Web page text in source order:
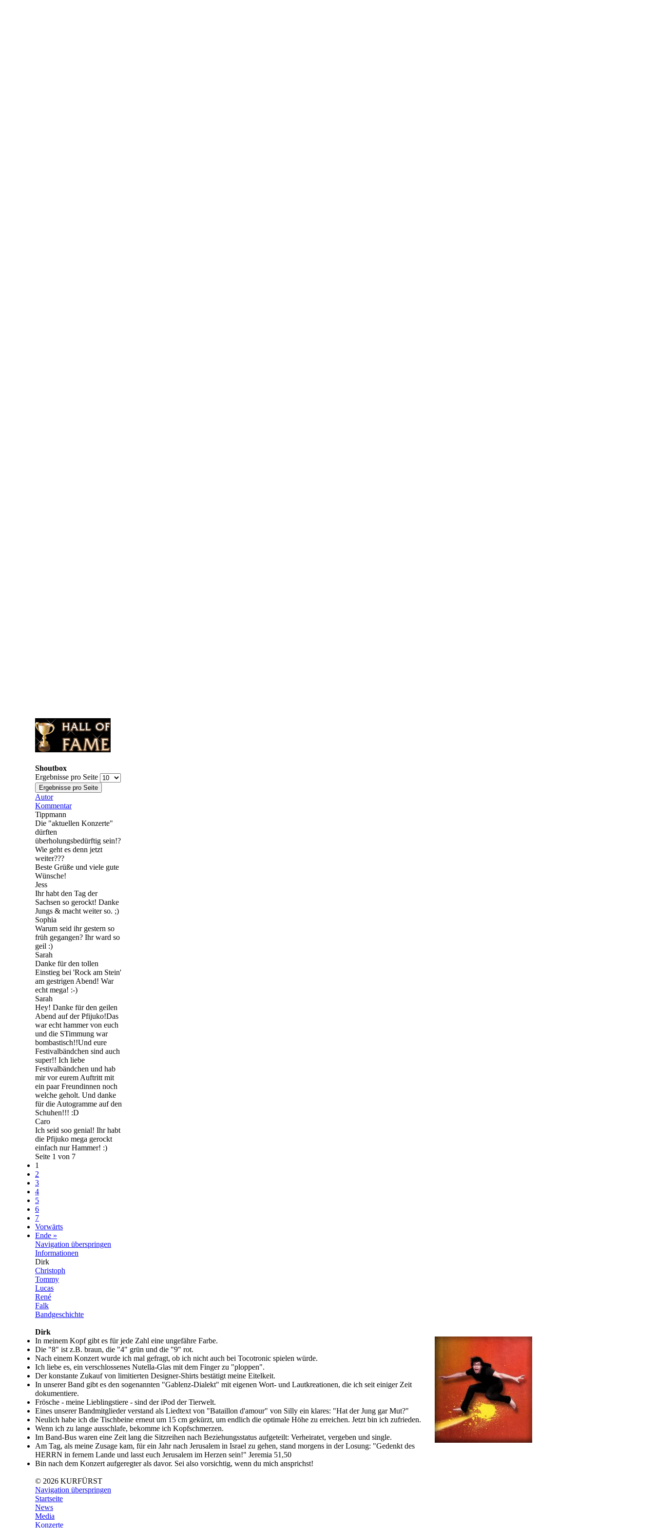
Shoutbox
Ergebnisse pro Seite
Autor
Kommentar
Tippmann
Die "aktuellen Konzerte"
dürften
überholungsbedürftig sein!?
Wie geht es denn jetzt
weiter???
Beste Grüße und viele gute
Wünsche!
Jess
Ihr habt den Tag der
Sachsen so gerockt! Danke
Jungs & macht weiter so. ;)
Sophia
Warum seid ihr gestern so
früh gegangen? Ihr ward so
geil :)
Sarah
Danke für den tollen
Einstieg bei 'Rock am Stein'
am gestrigen Abend! War
echt mega! :-)
Sarah
Hey! Danke für den geilen
Abend auf der Pfijuko!Das
war echt hammer von euch
und die STimmung war
bombastisch!!Und eure
Festivalbändchen sind auch
super!! Ich liebe
Festivalbändchen und hab
mir vor eurem Auftritt mit
ein paar Freundinnen noch
welche geholt. Und danke
für die Autogramme auf den
Schuhen!!! :D
Caro
Ich seid soo genial! Ihr habt
die Pfijuko mega gerockt
einfach nur Hammer! :)
Seite 1 von 7
1
2
3
4
5
6
7
Vorwärts
Ende »
Navigation überspringen
Informationen
Dirk
Christoph
Tommy
Lucas
René
Falk
Bandgeschichte
Dirk
In meinem Kopf gibt es für jede Zahl eine ungefähre Farbe.
Die "8" ist z.B. braun, die "4" grün und die "9" rot.
Nach einem Konzert wurde ich mal gefragt, ob ich nicht auch bei Tocotronic spielen würde.
Ich liebe es, ein verschlossenes Nutella-Glas mit dem Finger zu "ploppen".
Der konstante Zukauf von limitierten Designer-Shirts bestätigt meine Eitelkeit.
In unserer Band gibt es den sogenannten "Gablenz-Dialekt" mit eigenen Wort- und Lautkreationen, die ich seit einiger Zeit
dokumentiere.
Frösche - meine Lieblingstiere - sind der iPod der Tierwelt.
Eines unserer Bandmitglieder verstand als Liedtext von "Bataillon d'amour" von Silly ein klares: "Hat der Jung gar Mut?"
Neulich habe ich die Tischbeine erneut um 15 cm gekürzt, um endlich die optimale Höhe zu erreichen. Jetzt bin ich zufrieden.
Wenn ich zu lange ausschlafe, bekomme ich Kopfschmerzen.
Im Band-Bus waren eine Zeit lang die Sitzreihen nach Beziehungsstatus aufgeteilt: Verheiratet, vergeben und single.
Am Tag, als meine Zusage kam, für ein Jahr nach Jerusalem in Israel zu gehen, stand morgens in der Losung: "Gedenkt des
HERRN in fernem Lande und lasst euch Jerusalem im Herzen sein!" Jeremia 51,50
Bin nach dem Konzert aufgeregter als davor. Sei also vorsichtig, wenn du mich ansprichst!
© 2026 KURFÜRST
Navigation überspringen
Startseite
News
Media
Konzerte